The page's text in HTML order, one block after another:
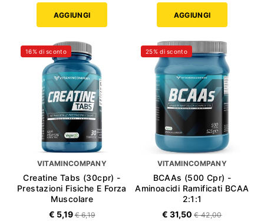
AGGIUNGI AGGIUNGI
16% di sconto
VITAMINCOMPANY
Creatine Tabs (30cpr) -
Prestazioni Fisiche E Forza
Muscolare
€ 5,19€ 6,19
25% di sconto
VITAMINCOMPANY
BCAAs (500 Cpr) -
Aminoacidi Ramificati BCAA
2:1:1
€ 31,50€ 42,00